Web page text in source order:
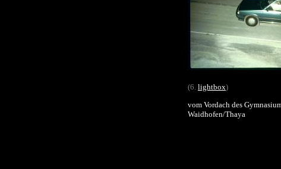
(6. lightbox)
vom Vordach des
Waidhofen/Thaya